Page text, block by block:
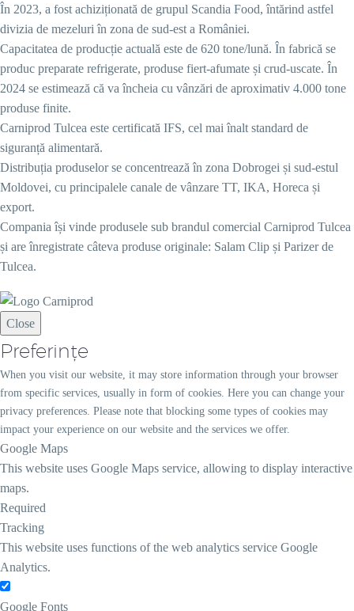
În 2023, a fost achiziționată de grupul Scandia Food, întărind astfel
divizia de mezeluri în zona de sud-est a României.
Capacitatea de producție actuală este de 620 tone/lună. În fabrică se
produc preparate refrigerate, produse fiert-afumate și crud-uscate. În
2024 se estimează că va încheia cu vânzări de aproximativ 4.000 tone
produse finite.
Carniprod Tulcea este certificată IFS, cel mai înalt standard de
siguranță alimentară.
Distribuția produselor se concentrează în zona Dobrogei și sud-estul
Moldovei, cu principalele canale de vânzare TT, IKA, Horeca și
export.
Compania își vinde produsele sub brandul comercial Carniprod Tulcea
și are înregistrate câteva produse originale: Salam Clip și Parizer de
Tulcea.
Close
Preferințe
When you visit our website, it may store information through your browser
from specific services, usually in form of cookies. Here you can change your
privacy preferences. Please note that blocking some types of cookies may
impact your experience on our website and the services we offer.
Google Maps
This website uses Google Maps service, allowing to display interactive
maps.
Required
Tracking
This website uses functions of the web analytics service Google
Analytics.
Google Fonts